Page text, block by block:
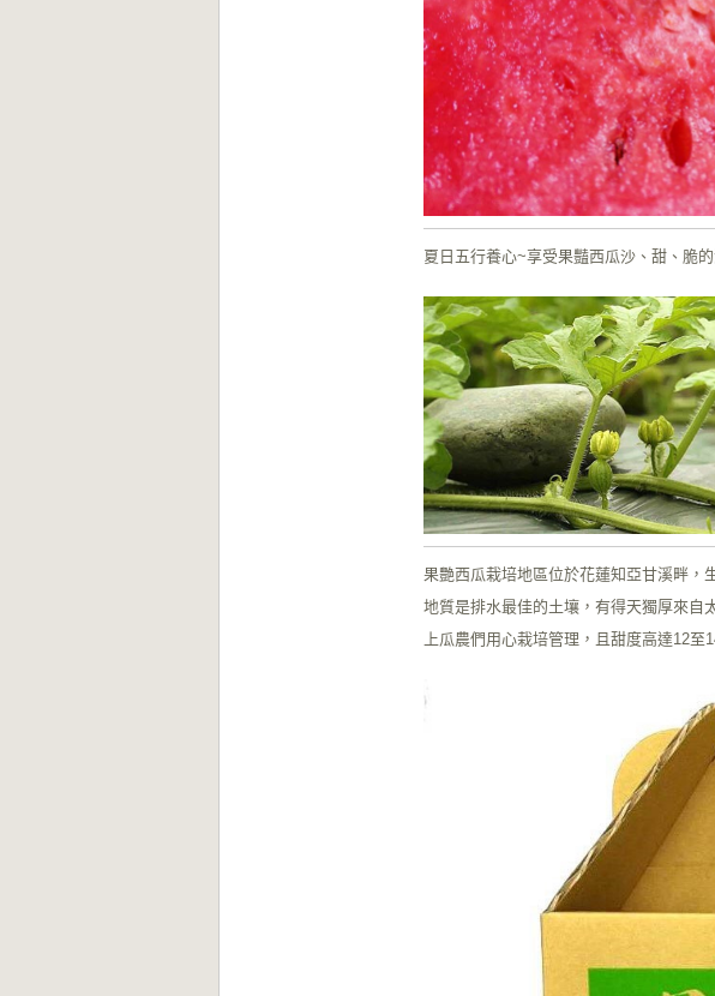
夏日五行養心~享受果豔西瓜沙、甜、脆
果艷西瓜栽培地區位於花蓮知亞甘溪畔，
地質是排水最佳的土壤，有得天獨厚來自
上瓜農們用心栽培管理，且甜度高達12